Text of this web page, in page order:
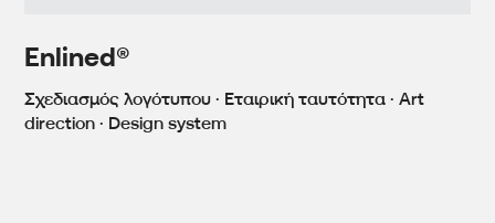
Enlined®
Σχεδιασμός λογότυπου · Εταιρική ταυτότητα · Art
direction · Design system